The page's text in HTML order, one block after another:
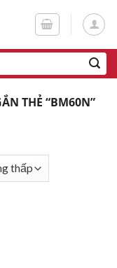
THẺ “BM60N”